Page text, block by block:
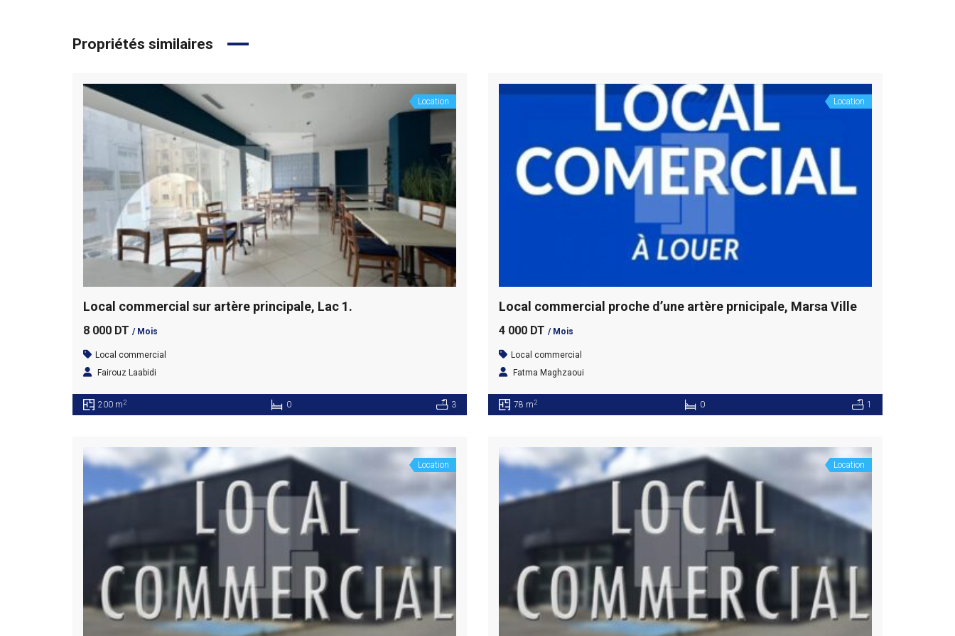
Propriétés similaires
Location
Local commercial sur artère principale, Lac 1.
8 000 DT / Mois
Local commercial
Fairouz Laabidi
200 m2 0 3
Location
Local commercial proche d’une artère prnicipale, Marsa Ville
4 000 DT / Mois
Local commercial
Fatma Maghzaoui
78 m2 0 1
Location Location